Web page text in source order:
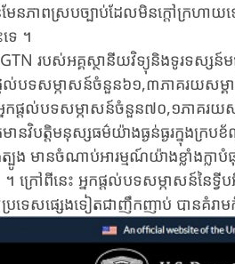
ែន​ភាពស្រប​ច្បាប់​ដែល​មិន​ក្តៅ​ក្រហាយ​ទ
េ​ ។
របស់អគ្គស្ថានីយវិទ្យុនិងទូរទស្សន៍ម
ផ្តល់បទសម្ភាសន៍ចំនួន៦១,៣​ភា​គ​រយស
ផ្តល់បទសម្ភាសន៍ចំនួន៧០,១ភាគរយ
ាន​វិបតិ្ត​មនុស្សធម៌​យ៉ាង​ធ្ងន់​ធ្ងរ​ក្នុ​ង​ក្
ង​ត្បូង មាន​ចំណាប់អារម្មណ៍​យ៉ាង​ខ្លាំង​
ក្រៅពីនេះ អ្នកផ្តល់បទសម្ភាសន៍នៃ
រ​ទេស​ផ្សេងទៀតជា​ញឹក​ញាប់​ បាន​គំរ